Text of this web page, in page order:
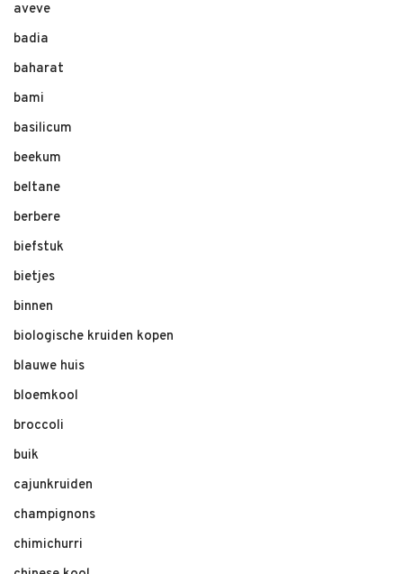
aveve
badia
baharat
bami
basilicum
beekum
beltane
berbere
biefstuk
bietjes
binnen
biologische kruiden kopen
blauwe huis
bloemkool
broccoli
buik
cajunkruiden
champignons
chimichurri